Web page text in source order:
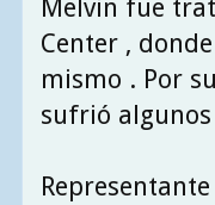
Melvin fue
Center ,
mismo . Por
sufrió